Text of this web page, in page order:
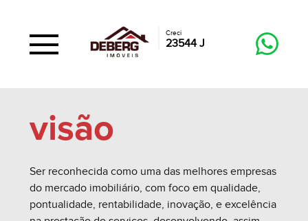
Creci
23544 J
visão
Ser reconhecida como uma das melhores empresas
do mercado imobiliário, com foco em qualidade,
pontualidade, rentabilidade, inovação, e excelência